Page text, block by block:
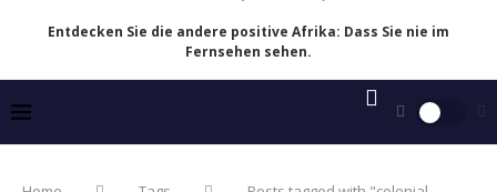
Entdecken Sie die andere positive Afrika: Dass Sie nie im
Fernsehen sehen.